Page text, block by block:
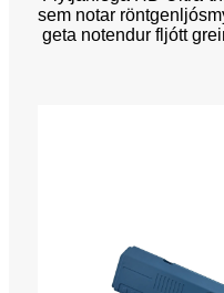
sem notar
geta notendur fljótt